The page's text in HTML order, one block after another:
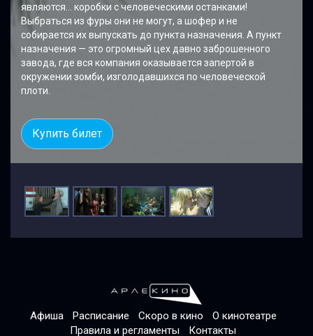
являются… коробки с человеческими останками!
Выбраться из фуры они не могут, а шофер и не
собирается их выпускать до пункта назначения. А пункт
назначения — это огромный цех давно заброшенного
завода, где вся компания оказывается запертой в
окружении зомби, изголодавшихся по человеческой
плоти.
Купить билет
Афиша Расписание Скоро в кино
О кинотеатре
Правила и регламенты
Контакты